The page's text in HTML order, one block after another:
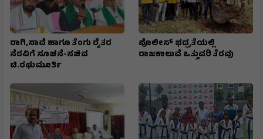
ರಾಗಿ,ಸಾವೆ ಹಾಗೂ ತೆಂಗು ರೈತರ
ನೆರವಿಗೆ ಸೂಚನೆ-ಸಚಿವ
ಟಿ.ರಘುಮೂರ್ತಿ
ಪೊಲೀಸ್ ಭದ್ರತೆಯಲ್ಲಿ
ರಾಜಕಾಲುವೆ ಒತ್ತುವರಿ ತೆರವು